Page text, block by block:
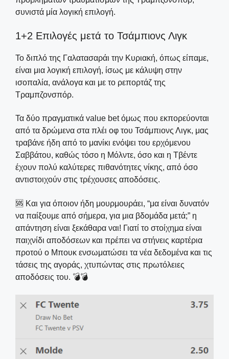
συνιστά μία λογική επιλογή.
1+2 Επιλογές μετά το Τσάμπιονς Λιγκ
Το διπλό της Γαλατασαράι την Κυριακή, όπως είπαμε,
είναι μια λογική επιλογή, ίσως με κάλυψη στην
ισοπαλία, ανάλογα και με το ρεπορτάζ της
Τραμπζονσπόρ.
Τα δύο πραγματικά value bet όμως που εκπορεύονται
από τα δρώμενα στα πλέι οφ του Τσάμπιονς Λιγκ, μας
τραβάνε ήδη από το μανίκι ενόψει του ερχόμενου
Σαββάτου, καθώς τόσο η Μόλντε, όσο και η Τβέντε
έχουν πολύ καλύτερες πιθανότητες νίκης, από όσο
αντιστοιχούν στις τρέχουσες αποδόσεις.
🆘 Και για όποιον ήδη μουρμουράει, “μα είναι δυνατόν
να παίξουμε από σήμερα, για μια βδομάδα μετά;” η
απάντηση είναι ξεκάθαρα ναι! Γιατί το στοίχημα είναι
παιχνίδι αποδόσεων και πρέπει να στήνεις καρτέρια
προτού ο Μπουκ ενσωματώσει τα νέα δεδομένα και τις
τάσεις της αγοράς, χτυπώντας στις πρωτόλειες
αποδόσεις του. 💣💣